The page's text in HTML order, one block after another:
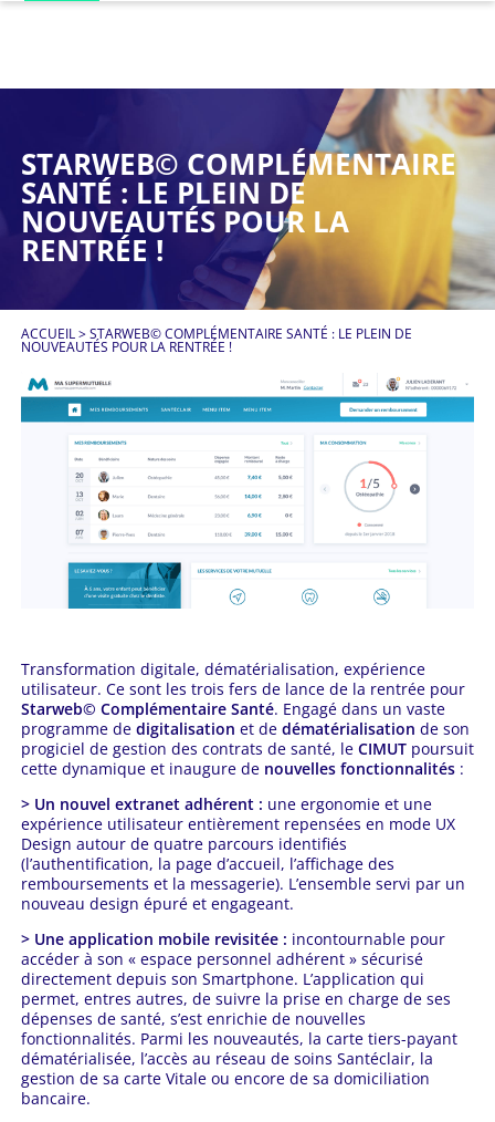
STARWEB© COMPLÉMENTAIRE
SANTÉ : LE PLEIN DE
NOUVEAUTÉS POUR LA
RENTRÉE !
ACCUEIL>STARWEB© COMPLÉMENTAIRE SANTÉ : LE PLEIN DE
NOUVEAUTÉS POUR LA RENTRÉE !
Transformation digitale, dématérialisation, expérience
utilisateur. Ce sont les trois fers de lance de la rentrée pour
Starweb© Complémentaire Santé. Engagé dans un vaste
programme de digitalisation et de dématérialisation de son
progiciel de gestion des contrats de santé, le CIMUT poursuit
cette dynamique et inaugure de nouvelles fonctionnalités:
> Un nouvel extranet adhérent : une ergonomie et une
expérience utilisateur entièrement repensées en mode UX
Design autour de quatre parcours identifiés
(l’authentification, la page d’accueil, l’affichage des
remboursements et la messagerie). L’ensemble servi par un
nouveau design épuré et engageant.
> Une application mobile revisitée : incontournable pour
accéder à son « espace personnel adhérent » sécurisé
directement depuis son Smartphone. L’application qui
permet, entres autres, de suivre la prise en charge de ses
dépenses de santé, s’est enrichie de nouvelles
fonctionnalités. Parmi les nouveautés, la carte tiers-payant
dématérialisée, l’accès au réseau de soins Santéclair, la
gestion de sa carte Vitale ou encore de sa domiciliation
bancaire.